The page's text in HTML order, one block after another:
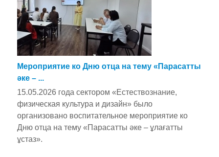
Мероприятие ко Дню отца на тему «Парасатты
әке – ...
15.05.2026 года сектором «Естествознание,
физическая культура и дизайн» было
организовано воспитательное мероприятие ко
Дню отца на тему «Парасатты әке – ұлағатты
ұстаз».